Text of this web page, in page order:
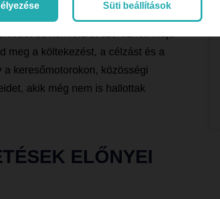
PPC hirdetésekkel is
és konverziót szereznek majd
meg a költekezést, a célzást és a
keresőmotorokon, közösségi
akik még nem is hallottak
ELŐNYEI
Süti beállítások